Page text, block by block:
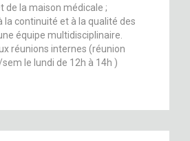
de la maison médicale ;
la continuité et à la qualité des
équipe multidisciplinaire.
réunions internes (réunion
sem le lundi de 12h à 14h )